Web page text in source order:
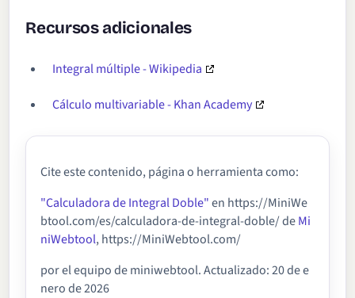
Recursos adicionales
Integral múltiple - Wikipedia
Cálculo multivariable - Khan Academy
Cite este contenido, página o herramienta como:
"Calculadora de Integral Doble"en https://MiniWe
btool.com/es/calculadora-de-integral-doble/ deMi
niWebtool, https://MiniWebtool.com/
por el equipo de miniwebtool. Actualizado: 20 de e
nero de 2026